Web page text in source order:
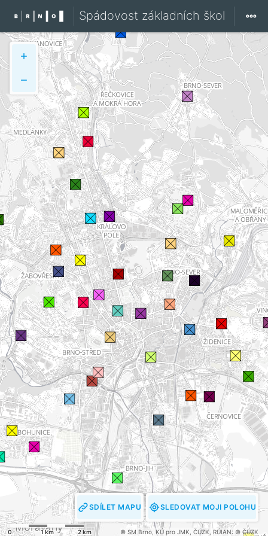
Spádovost základních škol
SDÍLET MAPU SLEDOVAT MOJI POLOHU
0 1 km 2 km © SM Brno, KÚ pro JMK, ČÚZK RÚIAN: © ČÚZK